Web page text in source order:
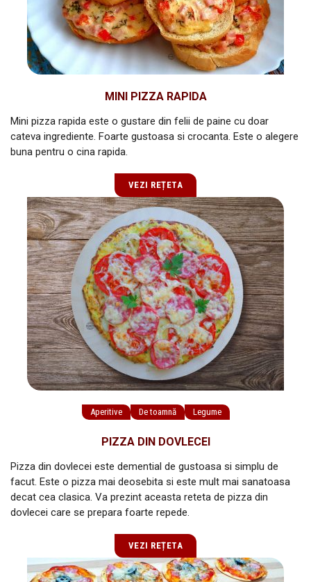
MINI PIZZA RAPIDA
Mini pizza rapida este o gustare din felii de paine cu doar
cateva ingrediente. Foarte gustoasa si crocanta. Este o alegere
buna pentru o cina rapida.
VEZI REȚETA
Aperitive De toamnă Legume
PIZZA DIN DOVLECEI
Pizza din dovlecei este demential de gustoasa si simplu de
facut. Este o pizza mai deosebita si este mult mai sanatoasa
decat cea clasica. Va prezint aceasta reteta de pizza din
dovlecei care se prepara foarte repede.
VEZI REȚETA